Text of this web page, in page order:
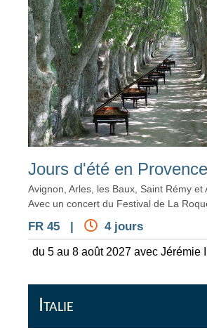
Jours d'été en Provence
Avignon, Arles, les Baux, Saint Rémy et
Avec un concert du Festival de La
FR 45 | 4 jours
du 5 au 8 août 2027 avec Jérémie
Italie